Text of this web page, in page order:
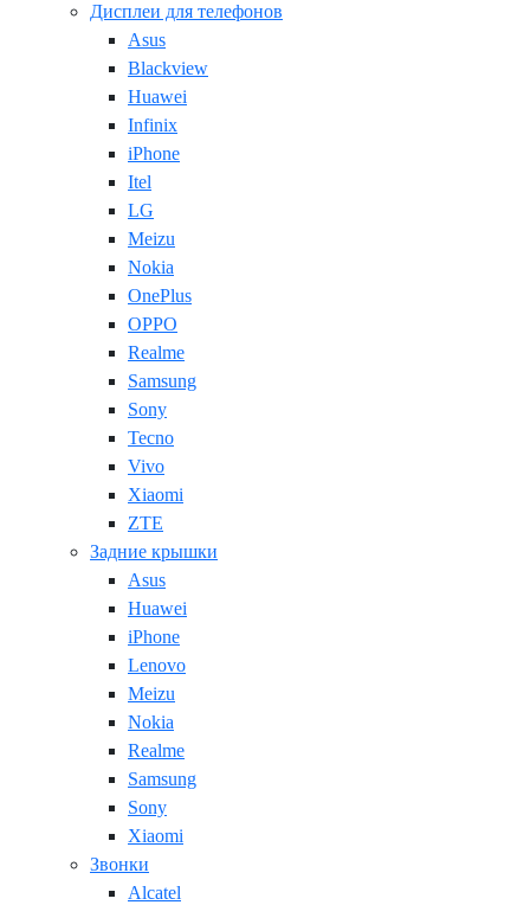
Дисплеи для телефонов
Asus
Blackview
Huawei
Infinix
iPhone
Itel
LG
Meizu
Nokia
OnePlus
OPPO
Realme
Samsung
Sony
Tecno
Vivo
Xiaomi
ZTE
Задние крышки
Asus
Huawei
iPhone
Lenovo
Meizu
Nokia
Realme
Samsung
Sony
Xiaomi
Звонки
Alcatel